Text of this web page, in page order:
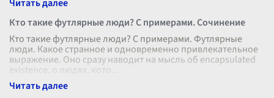
Кто такие футлярные люди? С примерами. Сочинение
Кто такие футлярные люди? С примерами. Футлярные
люди. Какое странное и одновременно привлекательное
выражение. Оно сразу наводит на мысль об encapsulated
existence, о людях, кото